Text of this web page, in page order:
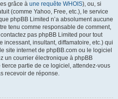
grâce à une requête WHOIS), ou, si
(comme Yahoo, Free, etc.), le service
phpBB Limited n’a absolument aucune
tenu comme responsable de comment,
pas phpBB Limited pour tout
incessant, insultant, diffamatoire, etc.) qui
site internet de phpBB.com ou le logiciel
un courrier électronique à phpBB
partie de ce logiciel, attendez-vous
recevoir de réponse.